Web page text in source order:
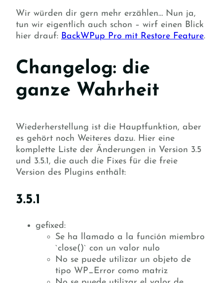
Wir würden dir gern mehr erzählen… Nun ja,
tun wir eigentlich auch schon – wirf einen Blick
hier drauf: BackWPup Pro mit Restore Feature.
Changelog: die
ganze Wahrheit
Wiederherstellung ist die Hauptfunktion, aber
es gehört noch Weiteres dazu. Hier eine
komplette Liste der Änderungen in Version 3.5
und 3.5.1, die auch die Fixes für die freie
Version des Plugins enthält:
3.5.1
gefixed:
Se ha llamado a la función miembro
`close()` con un valor nulo
No se puede utilizar un objeto de
tipo WP_Error como matriz